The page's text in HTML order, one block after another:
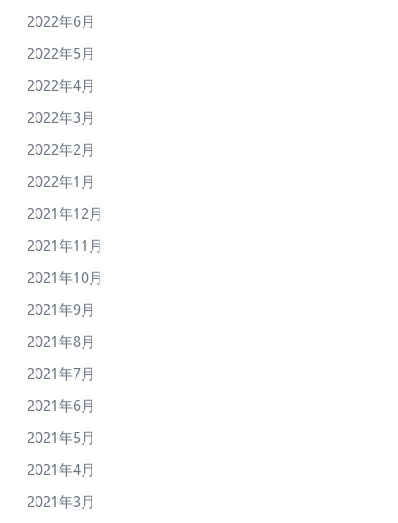
2022年6月
2022年5月
2022年4月
2022年3月
2022年2月
2022年1月
2021年12月
2021年11月
2021年10月
2021年9月
2021年8月
2021年7月
2021年6月
2021年5月
2021年4月
2021年3月